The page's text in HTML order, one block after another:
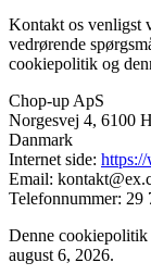
Kontakt os venligst
vedrørende
cookiepolitik og
Chop-up ApS
Norgesvej 4, 6100
Danmark
Internet side:
Email: kontakt@
Telefonnummer: 29
Denne cookiepolitik
august 6, 2026.